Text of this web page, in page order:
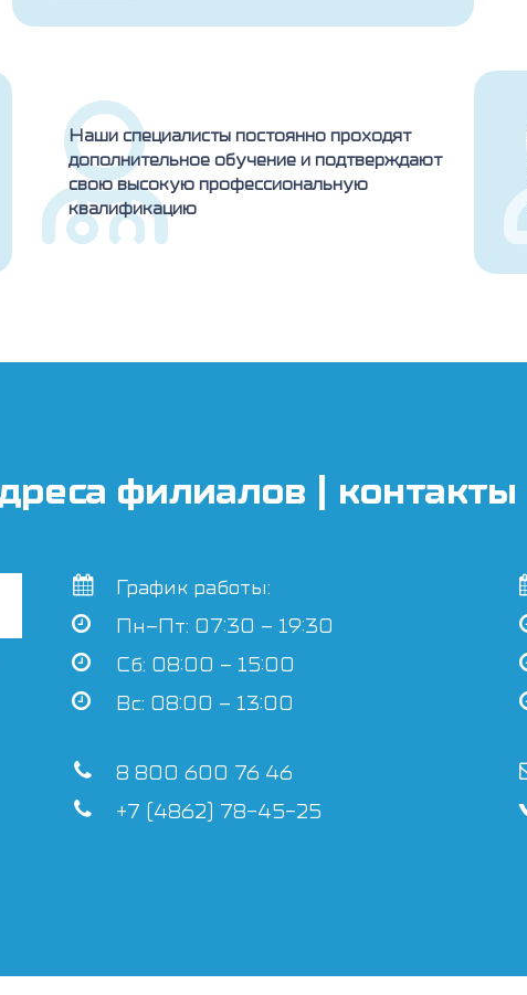
Наши специалисты постоянно проходят
дополнительное обучение и подтверждают
свою высокую профессиональную
квалификацию
филиалов | контакты
График работы:
Пн–Пт: 07:30 – 19:30
Сб: 08:00 – 15:00
Вс: 08:00 – 13:00
8 800 600 76 46
+7 (4862) 78-45-25